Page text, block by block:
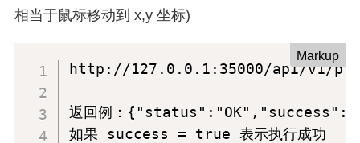
相当于鼠标移动到 x,y 坐标)
Markup
http://127.0.0.1:35000/api/v1/
返回例：
如果 success = true 表示执行成功